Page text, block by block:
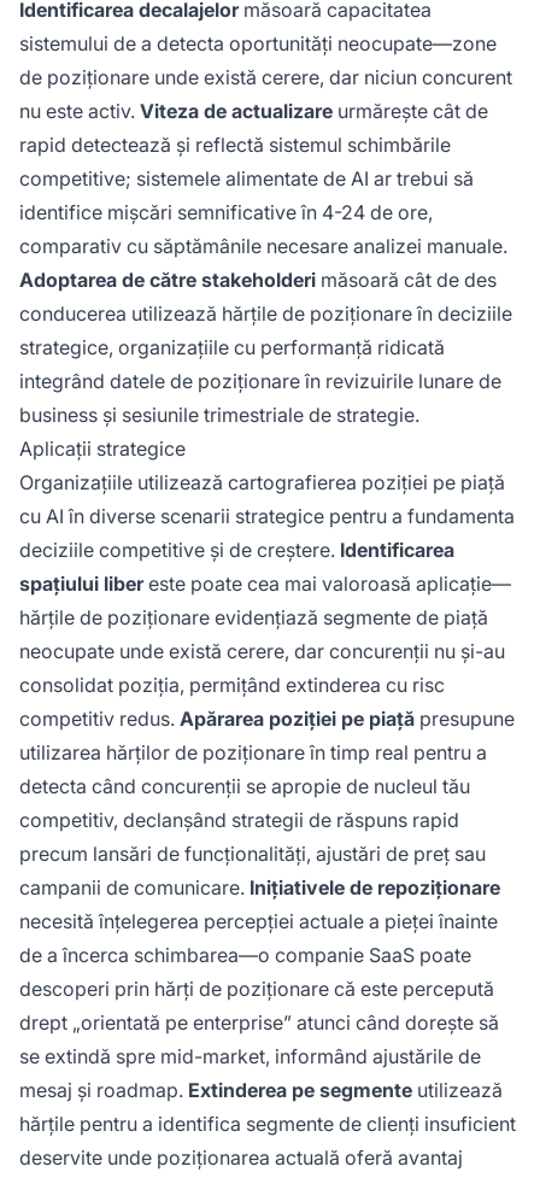
Identificarea decalajelormăsoară capacitatea
sistemului de a detecta oportunități neocupate—zone
de poziționare unde există cerere, dar niciun concurent
nu este activ. Viteza de actualizare urmărește cât de
rapid detectează și reflectă sistemul schimbările
competitive; sistemele alimentate de AI ar trebui să
identifice mișcări semnificative în 4-24 de ore,
comparativ cu săptămânile necesare analizei manuale.
Adoptarea de către stakeholderi măsoară cât de des
conducerea utilizează hărțile de poziționare în deciziile
strategice, organizațiile cu performanță ridicată
integrând datele de poziționare în revizuirile lunare de
business și sesiunile trimestriale de strategie.
Aplicații strategice
Organizațiile utilizează cartografierea poziției pe piață
cu AI în diverse scenarii strategice pentru a fundamenta
deciziile competitive și de creștere. Identificarea
spațiului libereste poate cea mai valoroasă aplicație—
hărțile de poziționare evidențiază segmente de piață
neocupate unde există cerere, dar concurenții nu și-au
consolidat poziția, permițând extinderea cu risc
competitiv redus. Apărarea poziției pe piață presupune
utilizarea hărților de poziționare în timp real pentru a
detecta când concurenții se apropie de nucleul tău
competitiv, declanșând strategii de răspuns rapid
precum lansări de funcționalități, ajustări de preț sau
campanii de comunicare. Inițiativele de repoziționare
necesită înțelegerea percepției actuale a pieței înainte
de a încerca schimbarea—o companie SaaS poate
descoperi prin hărți de poziționare că este percepută
drept „orientată pe enterprise” atunci când dorește să
se extindă spre mid-market, informând ajustările de
mesaj și roadmap. Extinderea pe segmente utilizează
hărțile pentru a identifica segmente de clienți insuficient
deservite unde poziționarea actuală oferă avantaj